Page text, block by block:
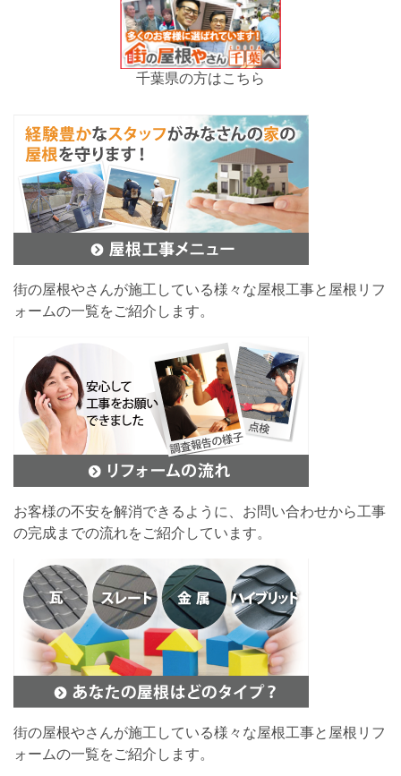
千葉県の方はこちら
街の屋根やさんが施工している様々な屋根工事と屋根リフ
ォームの一覧をご紹介します。
お客様の不安を解消できるように、お問い合わせから工事
の完成までの流れをご紹介しています。
街の屋根やさんが施工している様々な屋根工事と屋根リフ
ォームの一覧をご紹介します。